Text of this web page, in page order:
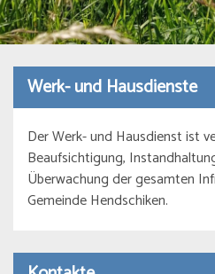
Werk- und Hausdienste
Der Werk- und Hausdienst ist
Beaufsichtigung,
Überwachung der gesamten
Gemeinde Hendschiken.